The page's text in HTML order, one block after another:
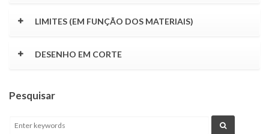
LIMITES (EM FUNÇÃO DOS MATERIAIS)
DESENHO EM CORTE
Pesquisar